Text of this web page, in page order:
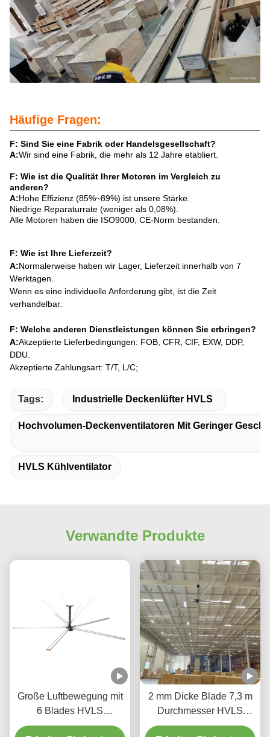
Häufige Fragen:
F: Sind Sie eine Fabrik oder Handelsgesellschaft?
A:Wir sind eine Fabrik, die mehr als 12 Jahre etabliert.
F: Wie ist die Qualität Ihrer Motoren im Vergleich zu
anderen?
A:Hohe Effizienz (85%~89%) ist unsere Stärke.
Niedrige Reparaturrate (weniger als 0,08%).
Alle Motoren haben die ISO9000, CE-Norm bestanden.
F: Wie ist Ihre Lieferzeit?
A:Normalerweise haben wir Lager, Lieferzeit innerhalb von 7
Werktagen.
Wenn es eine individuelle Anforderung gibt, ist die Zeit
verhandelbar.
F: Welche anderen Dienstleistungen können Sie erbringen?
A:Akzeptierte Lieferbedingungen: FOB, CFR, CIF, EXW, DDP,
DDU.
Akzeptierte Zahlungsart: T/T, L/C;
Tags: Industrielle Deckenlüfter HVLS
Hochvolumen-Deckenventilatoren Mit Geringer
HVLS Kühlventilator
Verwandte Produkte
Große Luftbewegung mit
6 Blades HVLS
Deckenventilator mit
2 mm Dicke Blade 7,3 m
Durchmesser HVLS
Deckenventilatoren für